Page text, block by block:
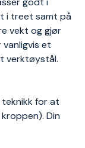
i treet samt på
vekt og gjør
et
verktøystål.
for at
Din